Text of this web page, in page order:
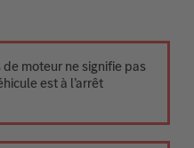
de moteur ne signifie pas
est à l’arrêt